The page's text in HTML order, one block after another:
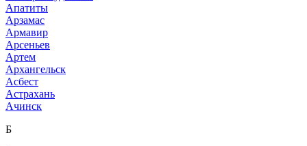
Апатиты
Арзамас
Армавир
Арсеньев
Артем
Архангельск
Асбест
Астрахань
Ачинск
Б